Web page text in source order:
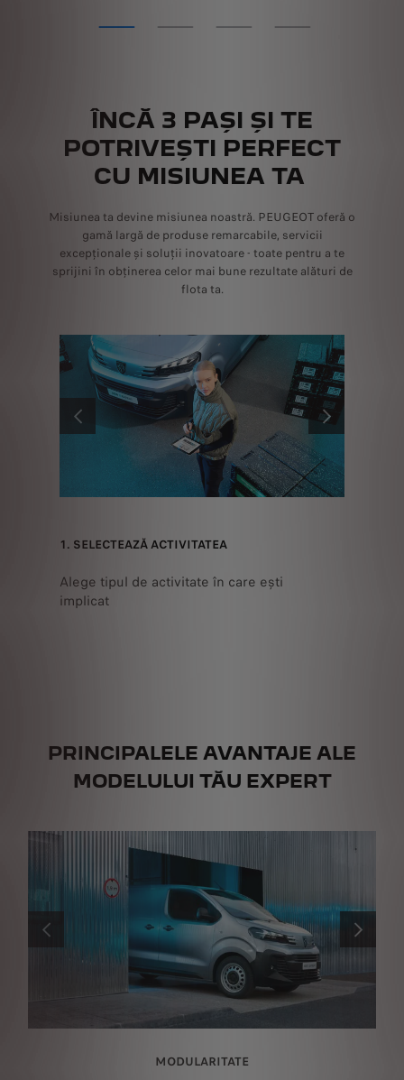
ÎNCĂ 3 PAȘI ȘI TE
POTRIVEȘTI PERFECT
CU MISIUNEA TA
Misiunea ta devine misiunea noastră. PEUGEOT oferă o
gamă largă de produse remarcabile, servicii
excepționale și soluții inovatoare - toate pentru a te
sprijini în obținerea celor mai bune rezultate alături de
flota ta.
ANTERIOR URMĂTORUL
1. SELECTEAZĂ ACTIVITATEA
Alege tipul de activitate în care ești
implicat
PRINCIPALELE AVANTAJE ALE
MODELULUI TĂU EXPERT
MODULARITATE